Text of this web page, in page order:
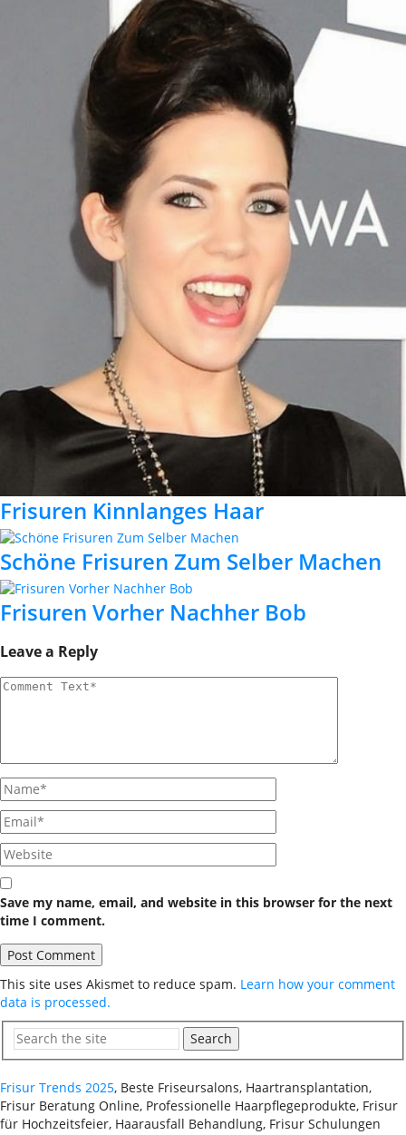
Frisuren Kinnlanges Haar
Schöne Frisuren Zum Selber Machen
Frisuren Vorher Nachher Bob
Leave a Reply
Save my name, email, and website in this browser for the next
time I comment.
This site uses Akismet to reduce spam. Learn how your comment
data is processed.
Search
Frisur Trends 2025, Beste Friseursalons, Haartransplantation,
Frisur Beratung Online, Professionelle Haarpflegeprodukte, Frisur
für Hochzeitsfeier, Haarausfall Behandlung, Frisur Schulungen